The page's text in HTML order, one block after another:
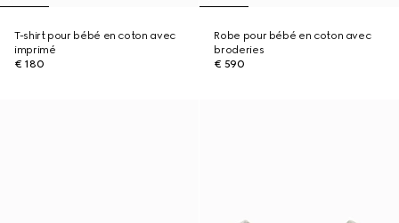
T-shirt pour bébé en coton avec
imprimé
€ 180
Robe pour bébé en coton avec
broderies
€ 590